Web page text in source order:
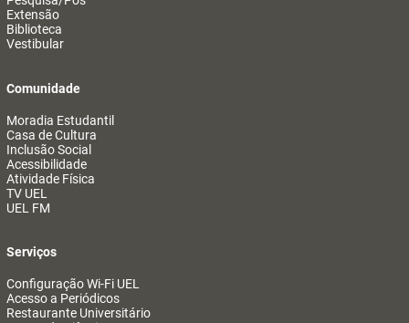
Extensão
Biblioteca
Vestibular
Comunidade
Moradia Estudantil
Casa de Cultura
Inclusão Social
Acessibilidade
Atividade Física
TV UEL
UEL FM
Serviços
Configuração Wi-Fi UEL
Acesso a Periódicos
Restaurante Universitário